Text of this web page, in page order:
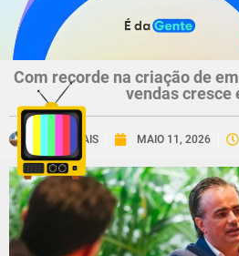
Com recorde na criação de
vendas cresce
CNV MAIS MAIO 11, 2026